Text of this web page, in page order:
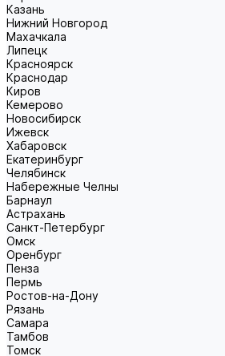
Казань
Нижний Новгород
Махачкала
Липецк
Красноярск
Краснодар
Киров
Кемерово
Новосибирск
Ижевск
Хабаровск
Екатеринбург
Челябинск
Набережные Челны
Барнаул
Астрахань
Санкт-Петербург
Омск
Оренбург
Пенза
Пермь
Ростов-на-Дону
Рязань
Самара
Тамбов
Томск